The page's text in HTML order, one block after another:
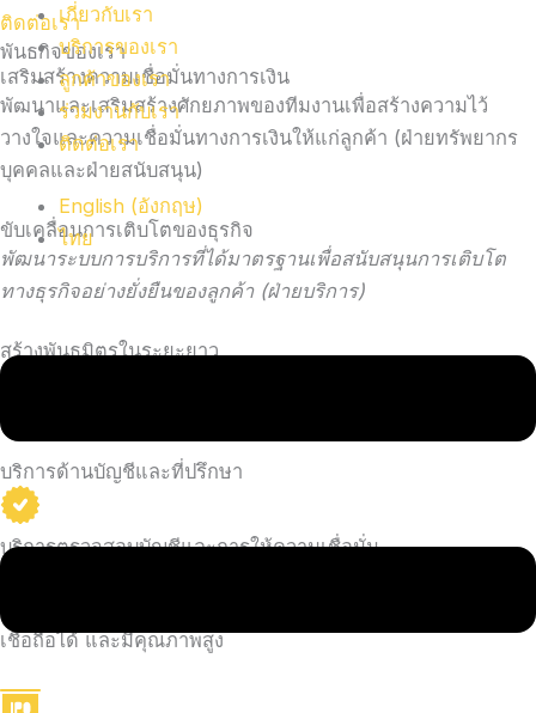
เกี่ยวกับเรา
บริการของเรา
ลูกค้าของเรา
ร่วมงานกับเรา
ติดต่อเรา
English (อังกฤษ)
ไทย
ติดต่อเรา
พันธกิจของเรา
เสริมสร้างความเชื่อมั่นทางการเงิน
พัฒนาและเสริมสร้างศักยภาพของทีมงานเพื่อสร้างความไว้
วางใจและความเชื่อมั่นทางการเงินให้แก่ลูกค้า (ฝ่ายทรัพยากร
บุคคลและฝ่ายสนับสนุน)
ขับเคลื่อนการเติบโตของธุรกิจ
พัฒนาระบบการบริการที่ได้มาตรฐานเพื่อสนับสนุนการเติบโต
ทางธุรกิจอย่างยั่งยืนของลูกค้า (ฝ่ายบริการ)
สร้างพันธมิตรในระยะยาว
ยกระดับการสื่อสารกับลูกค้าเพื่อสร้างความสัมพันธ์ระยะยาวที่
บริการด้านบัญชีและที่ปรึกษา
บริการตรวจสอบบัญชีและการให้ความเชื่อมั่น
เชื่อถือได้ และมีคุณภาพสูง